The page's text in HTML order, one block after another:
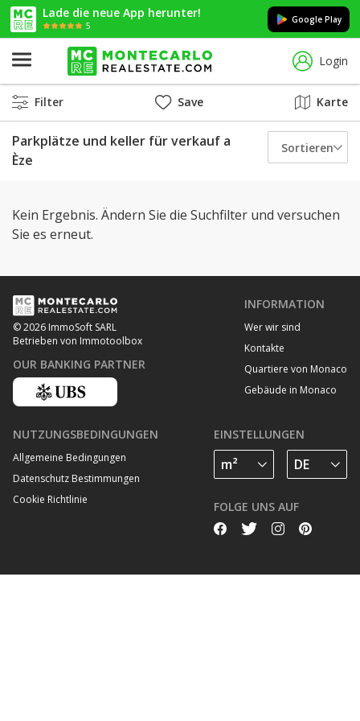
Lade die neue App herunter!
5
Google Play
Login
Filter Save Karte
Parkplätze und keller für verkauf a
Èze
Sortieren
Kein Ergebnis. Ändern Sie die Suchfilter und versuchen
Sie es erneut.
© 2026 ImmoSoft SARL
Betrieben von Immotoolbox
OUR BANKING PARTNER
INFORMATION
Wer wir sind
Kontakte
Quartiere von Monaco
Gebäude in Monaco
NUTZUNGSBEDINGUNGEN
Allgemeine Bedingungen
Datenschutz Bestimmungen
Cookie Richtlinie
EINSTELLUNGEN
FOLGE UNS AUF